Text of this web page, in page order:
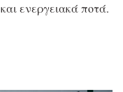
ενεργειακά ποτά.